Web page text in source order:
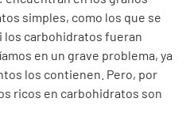
simples, como los que se
los carbohidratos fueran
en un grave problema, ya
los contienen. Pero, por
ricos en carbohidratos son